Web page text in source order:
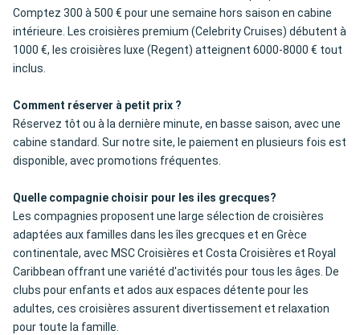
Comptez 300 à 500 € pour une semaine hors saison en cabine
intérieure. Les croisières premium (Celebrity Cruises) débutent à
1000 €, les croisières luxe (Regent) atteignent 6000-8000 € tout
inclus.
Comment réserver à petit prix ?
Réservez tôt ou à la dernière minute, en basse saison, avec une
cabine standard. Sur notre site, le paiement en plusieurs fois est
disponible, avec promotions fréquentes.
Quelle compagnie choisir pour les iles grecques?
Les compagnies proposent une large sélection de croisières
adaptées aux familles dans les îles grecques et en Grèce
continentale, avec MSC Croisières et Costa Croisières et Royal
Caribbean offrant une variété d'activités pour tous les âges. De
clubs pour enfants et ados aux espaces détente pour les
adultes, ces croisières assurent divertissement et relaxation
pour toute la famille.